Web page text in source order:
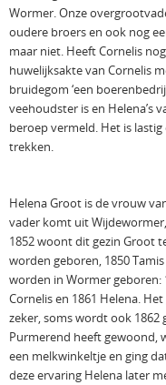
Wormer. Onze
oudere broers en ook nog
maar niet. Heeft Cornelis
huwelijksakte van Cornelis
bruidegom ‘een
veehoudster is en Helena’s
beroep vermeld. Het is
trekken.
Helena Groot is de vrouw
vader komt uit
1852 woont dit gezin Groot
worden geboren, 1850
worden in Wormer geboren:
Cornelis en 1861 Helena.
zeker, soms wordt ook 1862
Purmerend heeft gewoond,
een melkwinkeltje en ging
deze ervaring Helena later